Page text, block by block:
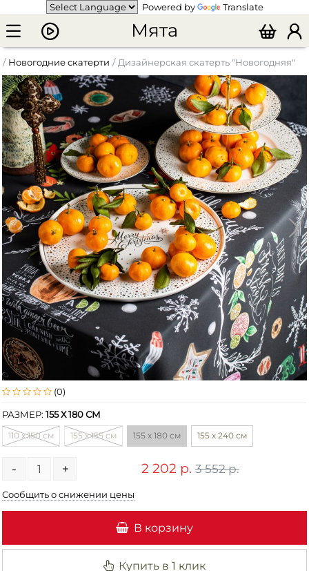
Powered by Translate
Мята
Новогодние скатерти Дизайнерская скатерть "Новогодняя"
(0)
РАЗМЕР:155 Х 180 СМ
110 х 150 см 155 х 155 см 155 х 180 см 155 х 240 см
- + 2 202 р. 3 552 р.
Сообщить о снижении цены
В корзину
Купить в 1 клик